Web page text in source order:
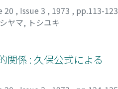
20 , Issue 3 , 1973 , pp.113-123
ヤマ, トシユキ
関係 : 久保公式による